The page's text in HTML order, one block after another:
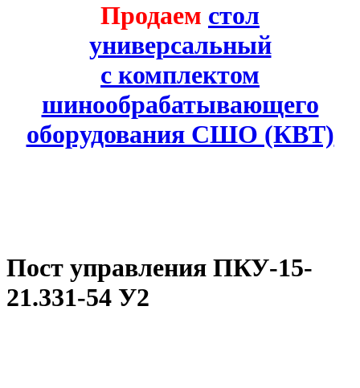
Продаем стол
универсальный
с комплектом
шинообрабатывающего
оборудования СШО (КВТ)
Пост управления ПКУ-15-
21.331-54 У2